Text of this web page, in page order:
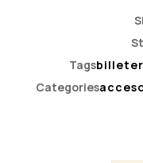
Tags
Categories